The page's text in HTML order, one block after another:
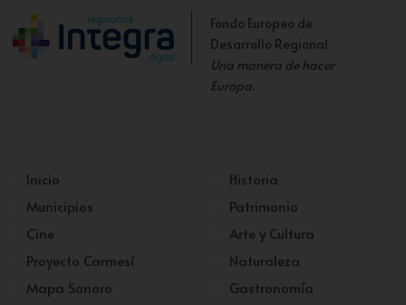
Fondo Europeo de
Desarrollo Regional.
Una manera de hacer
Europa.
Inicio
Municipios
Cine
Proyecto Carmesí
Mapa Sonoro
Historia
Patrimonio
Arte y Cultura
Naturaleza
Gastronomía